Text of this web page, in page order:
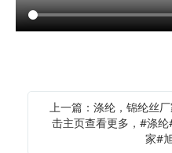
上一篇：涤纶，锦纶丝
击主页查看更多，#涤
家#